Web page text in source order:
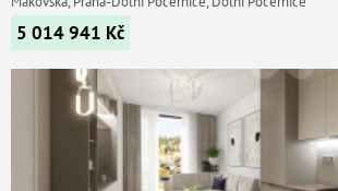
5 014 941 Kč